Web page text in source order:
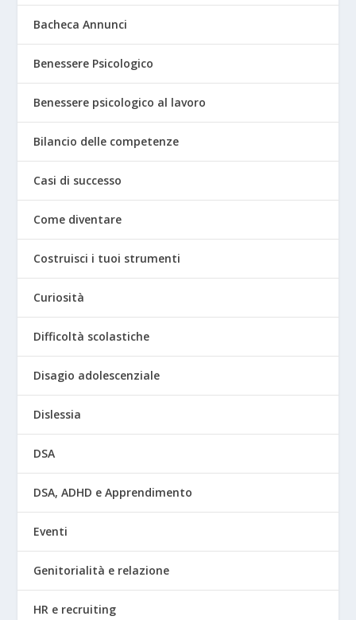
Bacheca Annunci
Benessere Psicologico
Benessere psicologico al lavoro
Bilancio delle competenze
Casi di successo
Come diventare
Costruisci i tuoi strumenti
Curiosità
Difficoltà scolastiche
Disagio adolescenziale
Dislessia
DSA
DSA, ADHD e Apprendimento
Eventi
Genitorialità e relazione
HR e recruiting